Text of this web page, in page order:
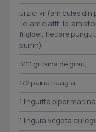
urzici vii (am cules
,le-am clatit, le-am
frigider, fiecare
pumn),
300 gr.faina de grau,
1/2 paine neagra,
1 lingurita piper
1 lingura vegeta cu